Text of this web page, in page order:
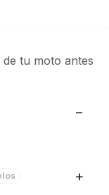
tu moto antes